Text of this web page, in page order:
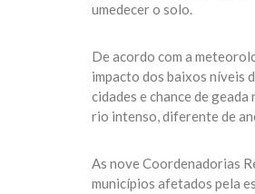
umedecer o solo.
De acordo com a
impacto dos baixos níveis
cidades e chance de
rio intenso, diferente de
As nove Coordenadorias
municípios afetados pela